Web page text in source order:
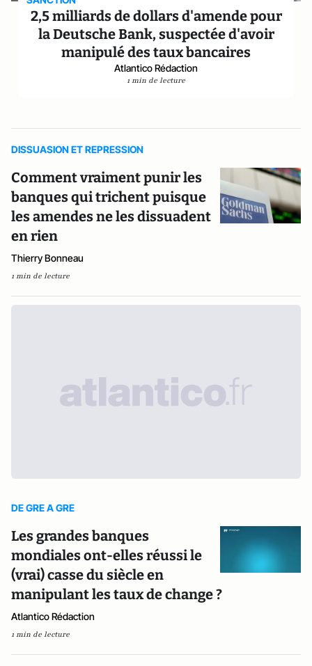
2,5 milliards de dollars d'amende pour
la Deutsche Bank, suspectée d'avoir
manipulé des taux bancaires
Atlantico Rédaction
1 min de lecture
DISSUASION ET REPRESSION
Comment vraiment punir les
banques qui trichent puisque
les amendes ne les dissuadent
en rien
Thierry Bonneau
1 min de lecture
DE GRE A GRE
Les grandes banques
mondiales ont-elles réussi le
(vrai) casse du siècle en
manipulant les taux de change ?
Atlantico Rédaction
1 min de lecture